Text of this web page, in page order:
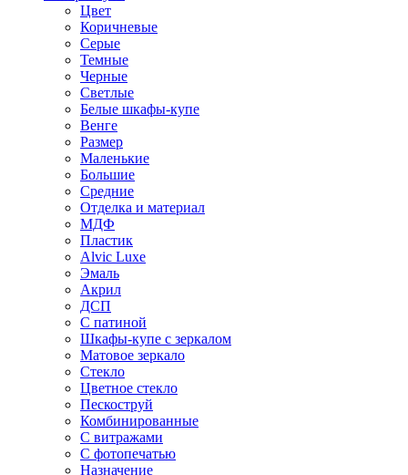
Цвет
Коричневые
Серые
Темные
Черные
Светлые
Белые шкафы-купе
Венге
Размер
Маленькие
Большие
Средние
Отделка и материал
МДФ
Пластик
Alvic Luxe
Эмаль
Акрил
ДСП
С патиной
Шкафы-купе с зеркалом
Матовое зеркало
Стекло
Цветное стекло
Пескоструй
Комбинированные
С витражами
С фотопечатью
Назначение